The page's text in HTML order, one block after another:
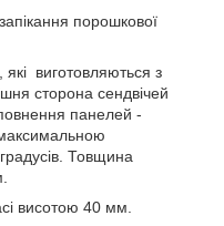
порошкової
які виготовляються з
сторона сендвічей
панелей -
Товщина
висотою 40 мм.